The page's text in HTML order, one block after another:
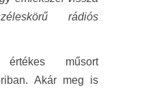
rádiós
műsort
Akár meg is